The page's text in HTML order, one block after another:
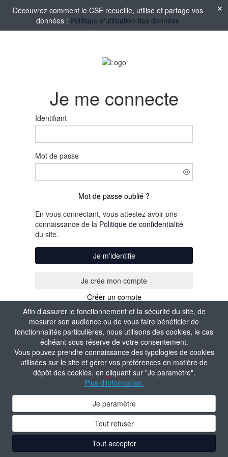
Afin d’assurer le fonctionnement et la sécurité du site, de
mesurer son audience ou de vous faire bénéficier de
fonctionnalités particulières, nous utilisons des cookies, le cas
échéant sous réserve de votre consentement.
Vous pouvez prendre connaissance des typologies de cookies
utilisées sur le site et gérer vos préférences en matière de
dépôt des cookies, en cliquant sur "Je paramètre".
Plus d'information.
Je paramètre
Tout refuser
Tout accepter
Découvrez comment le CSE recueille, utilise et partage vos
données : Politique d'utilisation des données
Je me connecte
Identifiant
Mot de passe
Mot de passe oublié ?
En vous connectant, vous attestez avoir pris
connaissance de la Politique de confidentialité
du site.
Je m'identifie
Créer un compte